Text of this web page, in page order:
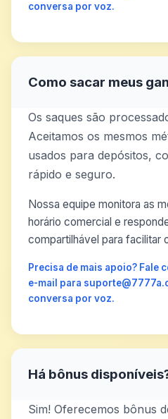
conversa por voz.
Como sacar meus
Os saques são
Aceitamos os mesmos
usados para depósitos,
rápido e seguro.
Nossa equipe monitora as
horário comercial e
compartilhável para facilitar
Precisa de mais apoio? Fale
e-mail para
conversa por voz.
Há bônus
Sim! Oferecemos bônus